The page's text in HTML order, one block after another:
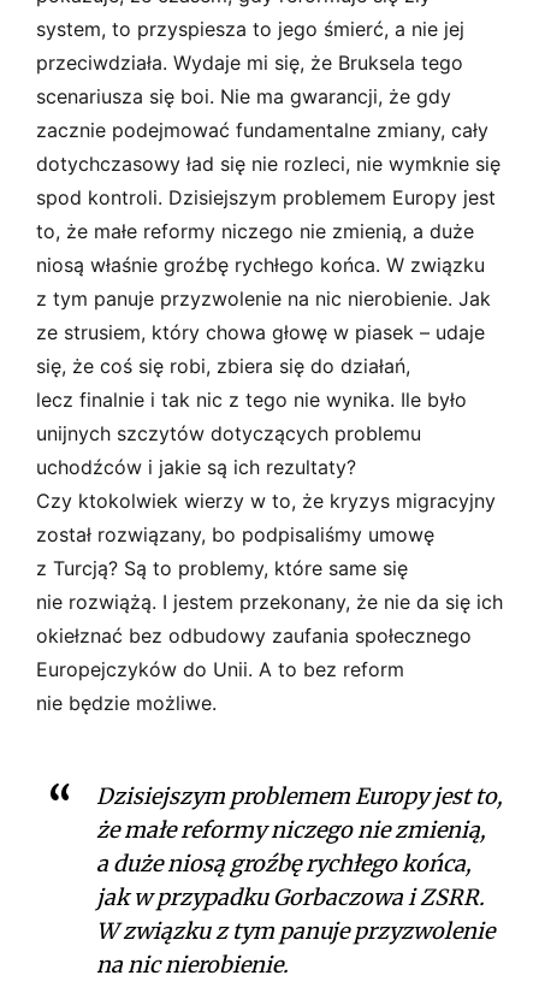
system, to przyspiesza to jego śmierć, a nie jej
przeciwdziała. Wydaje mi się, że Bruksela tego
scenariusza się boi. Nie ma gwarancji, że gdy
zacznie podejmować fundamentalne zmiany, cały
dotychczasowy ład się nie rozleci, nie wymknie się
spod kontroli. Dzisiejszym problemem Europy jest
to, że małe reformy niczego nie zmienią, a duże
niosą właśnie groźbę rychłego końca. W związku
z tym panuje przyzwolenie na nic nierobienie. Jak
ze strusiem, który chowa głowę w piasek – udaje
się, że coś się robi, zbiera się do działań,
lecz finalnie i tak nic z tego nie wynika. Ile było
unijnych szczytów dotyczących problemu
uchodźców i jakie są ich rezultaty?
Czy ktokolwiek wierzy w to, że kryzys migracyjny
został rozwiązany, bo podpisaliśmy umowę
z Turcją? Są to problemy, które same się
nie rozwiążą. I jestem przekonany, że nie da się ich
okiełznać bez odbudowy zaufania społecznego
Europejczyków do Unii. A to bez reform
nie będzie możliwe.
Dzisiejszym problemem Europy jest to,
że małe reformy niczego nie zmienią,
a duże niosą groźbę rychłego końca,
jak w przypadku Gorbaczowa i ZSRR.
W związku z tym panuje przyzwolenie
na nic nierobienie.